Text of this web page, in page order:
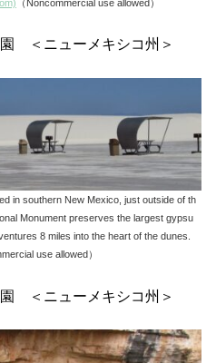
（Noncommercial use allowed）
＜ニューメキシコ州＞
in southern New Mexico, just outside of th
Monument preserves the largest gypsu
8 miles into the heart of the dunes.
use allowed）
＜ニューメキシコ州＞